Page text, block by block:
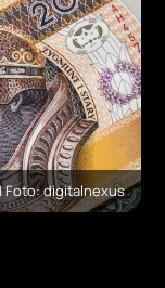
Foto: digitalnexus